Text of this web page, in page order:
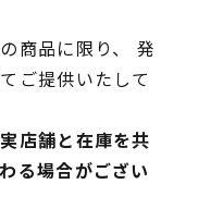
商品に限り、 発
ご提供いたして
店舗と在庫を共
る場合がござい